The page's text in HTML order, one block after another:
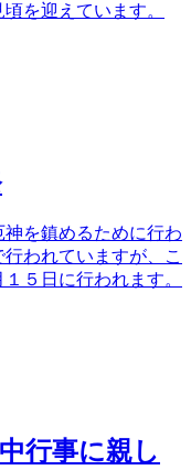
を迎えています。
を鎮めるために行わ
われていますが、こ
５日に行われます。
行事に親し